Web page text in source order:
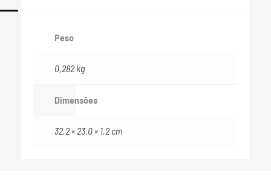
Peso
0,282 kg
Dimensões
32,2 × 23,0 × 1,2 cm